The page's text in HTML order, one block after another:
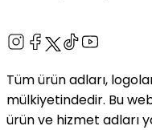
Tüm ürün adları,
mülkiyetindedir. Bu
ürün ve hizmet adları